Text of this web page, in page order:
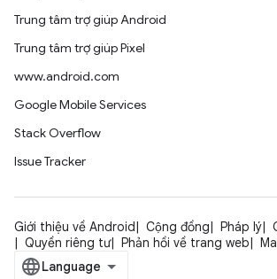
Trung tâm trợ giúp Android
Trung tâm trợ giúp Pixel
www.android.com
Google Mobile Services
Stack Overflow
Issue Tracker
Giới thiệu về Android Cộng đồng Pháp lý
Quyền riêng tư
Phản hồi về trang web